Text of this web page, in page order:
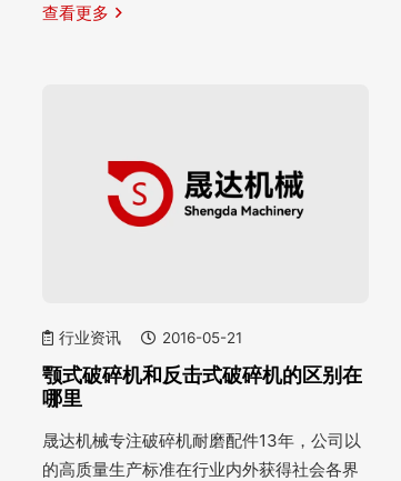
查看更多
行业资讯 2016-05-21
颚式破碎机和反击式破碎机的区别在
哪里
晟达机械专注破碎机耐磨配件13年，公司以
的高质量生产标准在行业内外获得社会各界